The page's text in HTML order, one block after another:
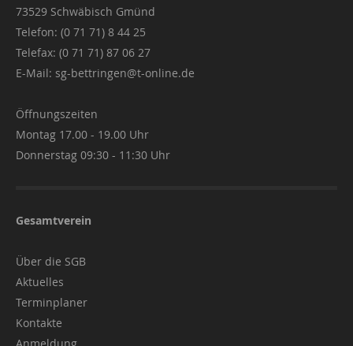
73529 Schwäbisch Gmünd
Telefon: (0 71 71) 8 44 25
Telefax: (0 71 71) 87 06 27
E-Mail: sg-bettringen@t-online.de
Öffnungszeiten
Montag 17.00 - 19.00 Uhr
Donnerstag 09:30 - 11:30 Uhr
Gesamtverein
Über die SGB
Aktuelles
Terminplaner
Kontakte